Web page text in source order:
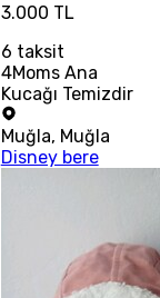
3.000 TL
6 taksit
4Moms Ana
Kucağı Temizdir
Muğla, Muğla
Disney bere